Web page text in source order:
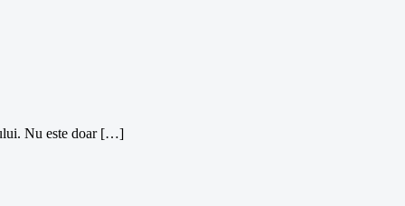
Nu este doar […]